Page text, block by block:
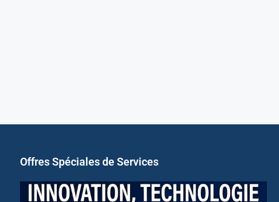
Offres Spéciales de Services